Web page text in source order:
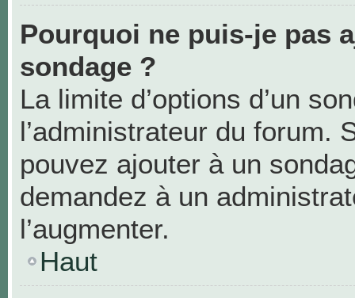
Pourquoi ne puis-je pas
sondage ?
La limite d’options d’un
l’administrateur du forum.
pouvez ajouter à un
demandez à un
l’augmenter.
Haut